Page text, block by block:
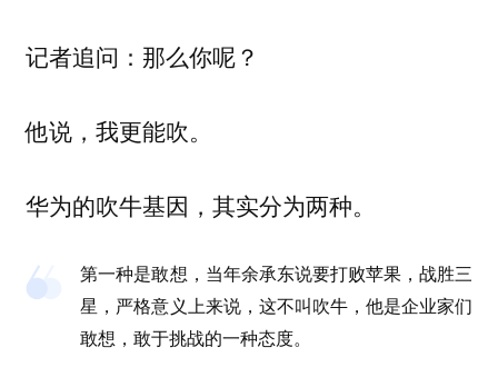
记者追问：那么你呢？
他说，我更能吹。
华为的吹牛基因，其实分为两种。
第一种是敢想，当年余承东说要打败苹果，战胜三
星，严格意义上来说，这不叫吹牛，他是企业家们
敢想，敢于挑战的一种态度。